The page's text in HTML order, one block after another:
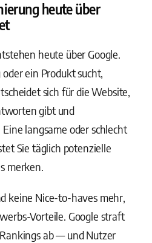
heute über
heute über Google.
ein Produkt sucht,
sich für die Website,
gibt und
langsame oder schlecht
Sie täglich potenzielle
merken.
keine Nice-to-haves mehr,
Vorteile. Google straft
ab — und Nutzer